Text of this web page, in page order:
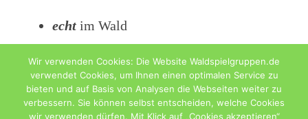
echt im Wald
Wir verwenden Cookies: Die Website Waldspielgruppen.de
verwendet Cookies, um Ihnen einen optimalen Service zu
bieten und auf Basis von Analysen die Webseiten weiter zu
verbessern. Sie können selbst entscheiden, welche Cookies
wir verwenden dürfen. Mit Klick auf „Cookies akzeptieren“